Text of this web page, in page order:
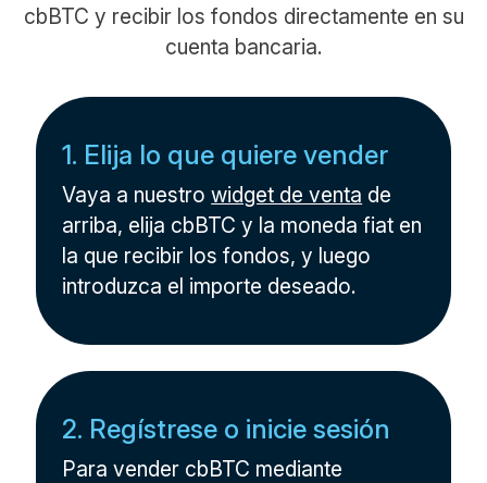
cbBTC y recibir los fondos directamente en su
cuenta bancaria.
1. Elija lo que quiere vender
Vaya a nuestrowidget de venta de
arriba, elija cbBTC y la moneda fiat en
la que recibir los fondos, y luego
introduzca el importe deseado.
2. Regístrese o inicie sesión
Para vender cbBTC mediante